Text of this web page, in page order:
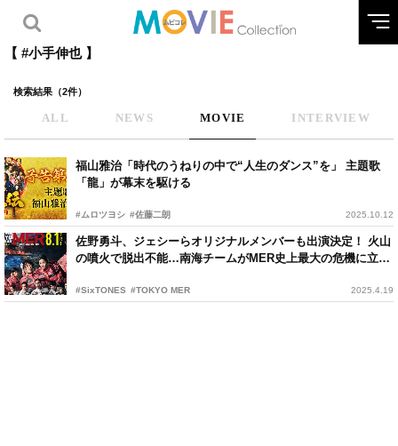
【 #小手伸也 】
検索結果（2件）
ALL NEWS MOVIE INTERVIEW
福山雅治「時代のうねりの中で“人生のダンス”を」 主題歌
「龍」が幕末を駆ける
#ムロツヨシ #佐藤二朗 2025.10.12
佐野勇斗、ジェシーらオリジナルメンバーも出演決定！ 火山
の噴火で脱出不能…南海チームがMER史上最大の危機に立ち
#SixTONES #TOKYO MER 2025.4.19